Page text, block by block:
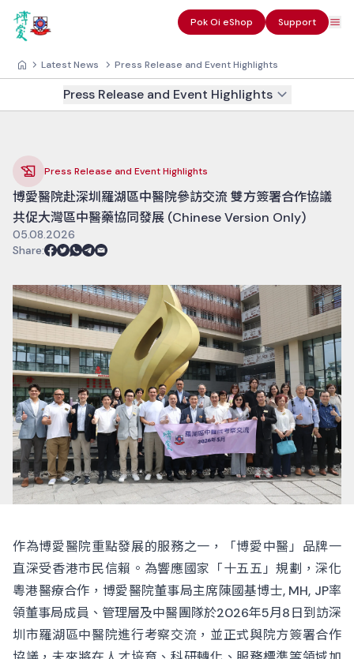
Pok Oi eShop Support
Latest News Press Release and Event Highlights
Press Release and Event Highlights
Press Release and Event Highlights
博愛醫院赴深圳羅湖區中醫院參訪交流 雙方簽署合作協議
共促大灣區中醫藥協同發展 (Chinese Version Only)
05.08.2026
Share:
作為博愛醫院重點發展的服務之一，「博愛中醫」品牌一
直深受香港市民信賴。為響應國家「十五五」規劃，深化
粵港醫療合作，博愛醫院董事局主席陳國基博士, MH, JP率
領董事局成員、管理層及中醫團隊於2026年5月8日到訪深
圳市羅湖區中醫院進行考察交流，並正式與院方簽署合作